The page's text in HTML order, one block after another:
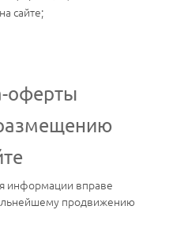
сайте;
оферты
информации вправе
продвижению